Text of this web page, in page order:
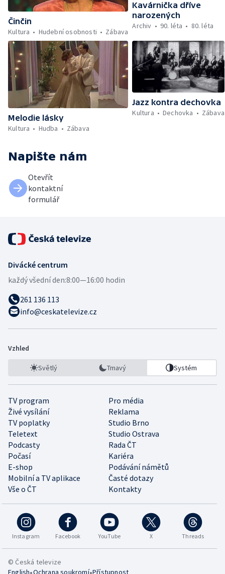
Činčin
Kultura
Hudební osobnosti Zábava
Kavárnička dříve
narozených
Archiv
90. léta 80. léta
Melodie lásky
Kultura
Hudba Zábava
Jazz kontra dechovka
Kultura
Dechovka Zábava
Napište nám
Otevřít
kontaktní
formulář
Divácké centrum
každý všední den:8:00—16:00 hodin
261 136 113
info@ceskatelevize.cz
Vzhled
Světlý Tmavý Systém
TV program
Pro média
Živé vysílání
Reklama
TV poplatky
Studio Brno
Teletext
Studio Ostrava
Podcasty
Rada ČT
Počasí
Kariéra
E-shop
Podávání námětů
Mobilní a TV aplikace
Časté dotazy
Vše o ČT
Kontakty
Instagram Facebook YouTube X Threads
© Česká televize
English Ochrana soukromí Přístupnost